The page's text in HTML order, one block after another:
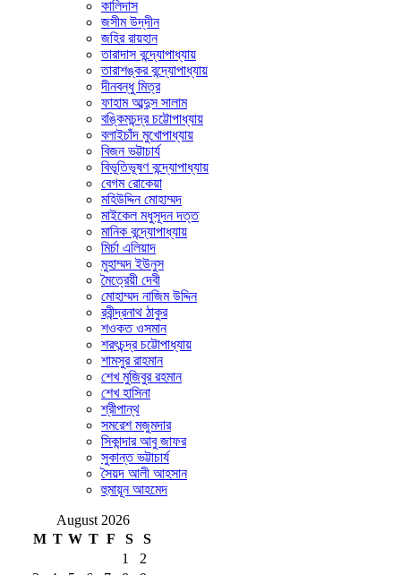
কালিদাস
জসীম উদ্‌দীন
জহির রায়হান
তারাদাস বন্দ্যোপাধ্যায়
তারাশঙ্কর বন্দ্যোপাধ্যায়
দীনবন্ধু মিত্র
ফাহাম আব্দুস সালাম
বঙ্কিমচন্দ্র চট্টোপাধ্যায়
বলাইচাঁদ মুখোপাধ্যায়
বিজন ভট্টাচার্য
বিভূতিভূষণ বন্দ্যোপাধ্যায়
বেগম রোকেয়া
মহিউদ্দিন মোহাম্মদ
মাইকেল মধুসূদন দত্ত
মানিক বন্দ্যোপাধ্যায়
মির্চা এলিয়াদ
মুহাম্মদ ইউনুস
মৈত্রেয়ী দেবী
মোহাম্মদ নাজিম উদ্দিন
রবীন্দ্রনাথ ঠাকুর
শওকত ওসমান
শরৎচন্দ্র চট্টোপাধ্যায়
শামসুর রাহমান
শেখ মুজিবুর রহমান
শেখ হাসিনা
শ্রীপান্থ
সমরেশ মজুমদার
সিকান্দার আবু জাফর
সুকান্ত ভট্টাচার্য
সৈয়দ আলী আহসান
হুমায়ূন আহমেদ
August 2026
M T W T F S
S
1
2